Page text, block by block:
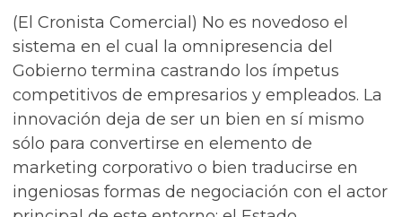
(El Cronista Comercial) No es novedoso el
sistema en el cual la omnipresencia del
Gobierno termina castrando los ímpetus
competitivos de empresarios y empleados. La
innovación deja de ser un bien en sí mismo
sólo para convertirse en elemento de
marketing corporativo o bien traducirse en
ingeniosas formas de negociación con el actor